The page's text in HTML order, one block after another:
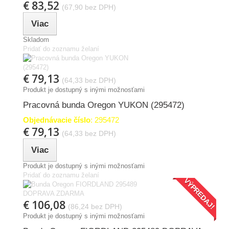
€ 83,52 (67,90 bez DPH)
Viac
Skladom
Pridať do zoznamu želaní
€ 79,13 (64,33 bez DPH)
Produkt je dostupný s inými možnosťami
Pracovná bunda Oregon YUKON (295472)
Objednávacie číslo: 295472
€ 79,13 (64,33 bez DPH)
Viac
Produkt je dostupný s inými možnosťami
Pridať do zoznamu želaní
€ 106,08 (86,24 bez DPH)
Produkt je dostupný s inými možnosťami
VÝPREDAJ!